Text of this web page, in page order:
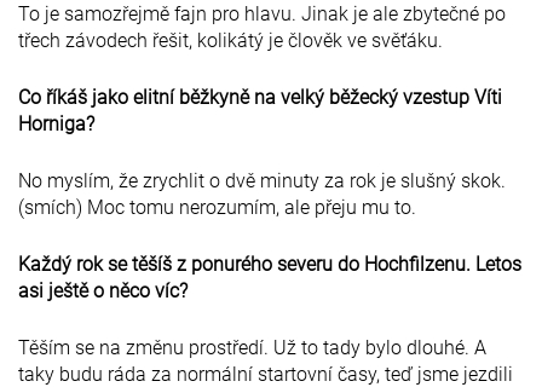
To je samozřejmě fajn pro hlavu. Jinak je ale zbytečné po
třech závodech řešit, kolikátý je člověk ve svěťáku.
Co říkáš jako elitní běžkyně na velký běžecký vzestup Víti
Horniga?
No myslím, že zrychlit o dvě minuty za rok je slušný skok.
(smích) Moc tomu nerozumím, ale přeju mu to.
Každý rok se těšíš z ponurého severu do Hochfilzenu. Letos
asi ještě o něco víc?
Těším se na změnu prostředí. Už to tady bylo dlouhé. A
taky budu ráda za normální startovní časy, teď jsme jezdili